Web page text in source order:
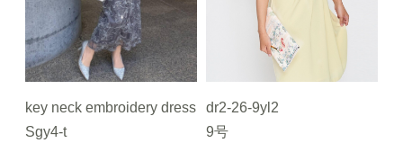
key neck embroidery dress
Sgy4-t
dr2-26-9yl2
9号